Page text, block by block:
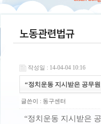
노동관련법규
작성일 : 14-04-04 10:16
“정치운동 지시받은 공무
글쓴이 : 동구센터
“정치운동 지시받은